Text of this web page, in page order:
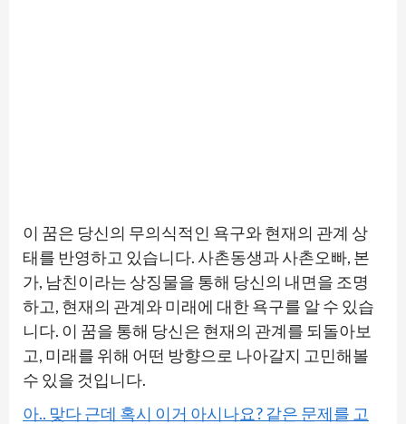
이 꿈은 당신의 무의식적인 욕구와 현재의 관계 상
태를 반영하고 있습니다. 사촌동생과 사촌오빠, 본
가, 남친이라는 상징물을 통해 당신의 내면을 조명
하고, 현재의 관계와 미래에 대한 욕구를 알 수 있습
니다. 이 꿈을 통해 당신은 현재의 관계를 되돌아보
고, 미래를 위해 어떤 방향으로 나아갈지 고민해볼
수 있을 것입니다.
아.. 맞다 근데 혹시 이거 아시나요? 같은 문제를 고